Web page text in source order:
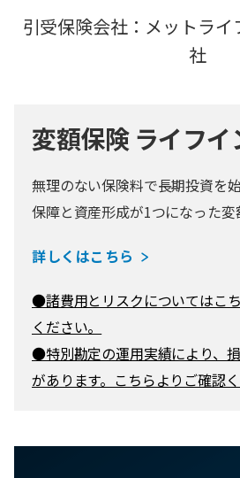
引受保険会社：メットラ
社
変額保険 ライフイ
無理のない保険料で長期投資を
保障と資産形成が1つになった変
詳しくはこちら
●諸費用とリスクについてはこ
ください。
●特別勘定の運用実績により、
があります。こちらよりご確認く